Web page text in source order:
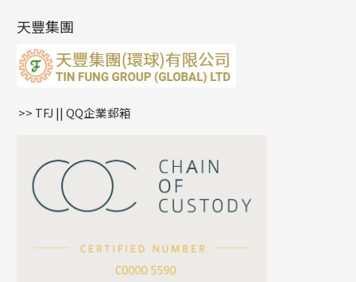
公司名稱
雙十字鏈系列
水波鏈系列
蛇骨鏈系列
鏈尾系列
嘴唇鏈系列
S車花鏈系列
珍珠鏈系列
坦克鏈系列
滿天星鏈系列
方假繩鏈系列
耳環扣系列
耳綫/耳鈎系列
耳環爪頭
耳環
字母吊墜
相盒吊墜
項鏈吊墜
生肖吊墜
星座吊墜
珠扣
天豐集團
>> TFJ || QQ企業郵箱